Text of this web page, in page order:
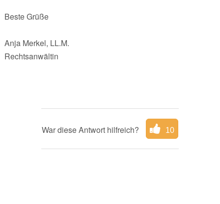
Beste Grüße
Anja Merkel, LL.M.
Rechtsanwältin
War diese Antwort hilfreich? 10